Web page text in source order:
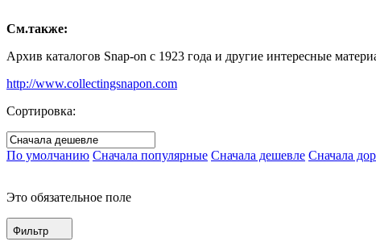
См.также:
Архив каталогов Snap-on с 1923 года и другие интересные
http://www.collectingsnapon.com
Сортировка:
По умолчанию Сначала популярные Сначала дешевле Сначала
Это обязательное поле
Фильтр